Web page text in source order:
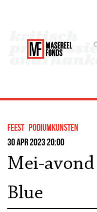
feest podiumkunsten
30 apr 2023 20:00
Mei-
Blue